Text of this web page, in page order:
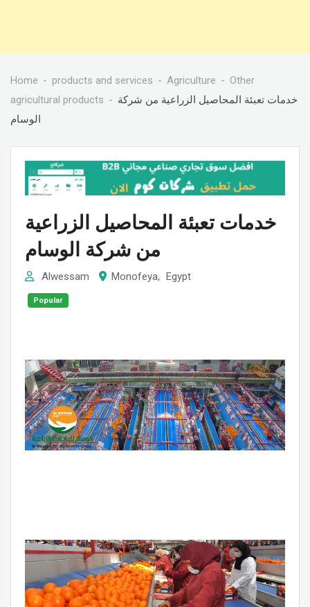
Home products and services Agriculture
Other
agricultural products
خدمات تعبئة المحاصيل الزراعية من شركة
الوسام
خدمات تعبئة المحاصيل الزراعية
من شركة الوسام
Alwessam Monofeya, Egypt
Popular